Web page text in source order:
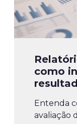
como
Entenda
avaliação